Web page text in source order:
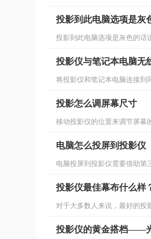
投影到此电脑选项是灰
投影到此电脑选项是灰色的话
投影仪与笔记本电脑无
将投影仪和笔记本电脑连接到
投影怎么调屏幕尺寸
移动投影仪的位置来调节屏幕
电脑怎么投屏到投影仪
电脑投屏到投影仪需要借助第
投影仪最佳幕布什么样
对于大多数人来说，最好的投
投影仪的黄金搭档——